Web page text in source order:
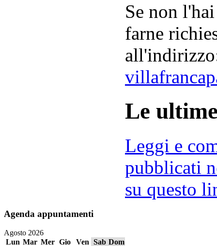
Se non
farne
Le
Leggi e
pubblicati
su questo
Agenda appuntamenti
Agosto 2026
Lun Mar Mer Gio Ven Sab Dom